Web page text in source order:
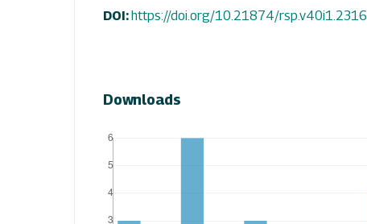
DOI:https://doi.org/10.21874/rsp.v40i1.2316
Downloads